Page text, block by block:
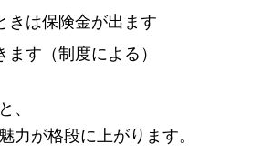
きは保険金が出ます
す（制度による）
、
力が格段に上がります。